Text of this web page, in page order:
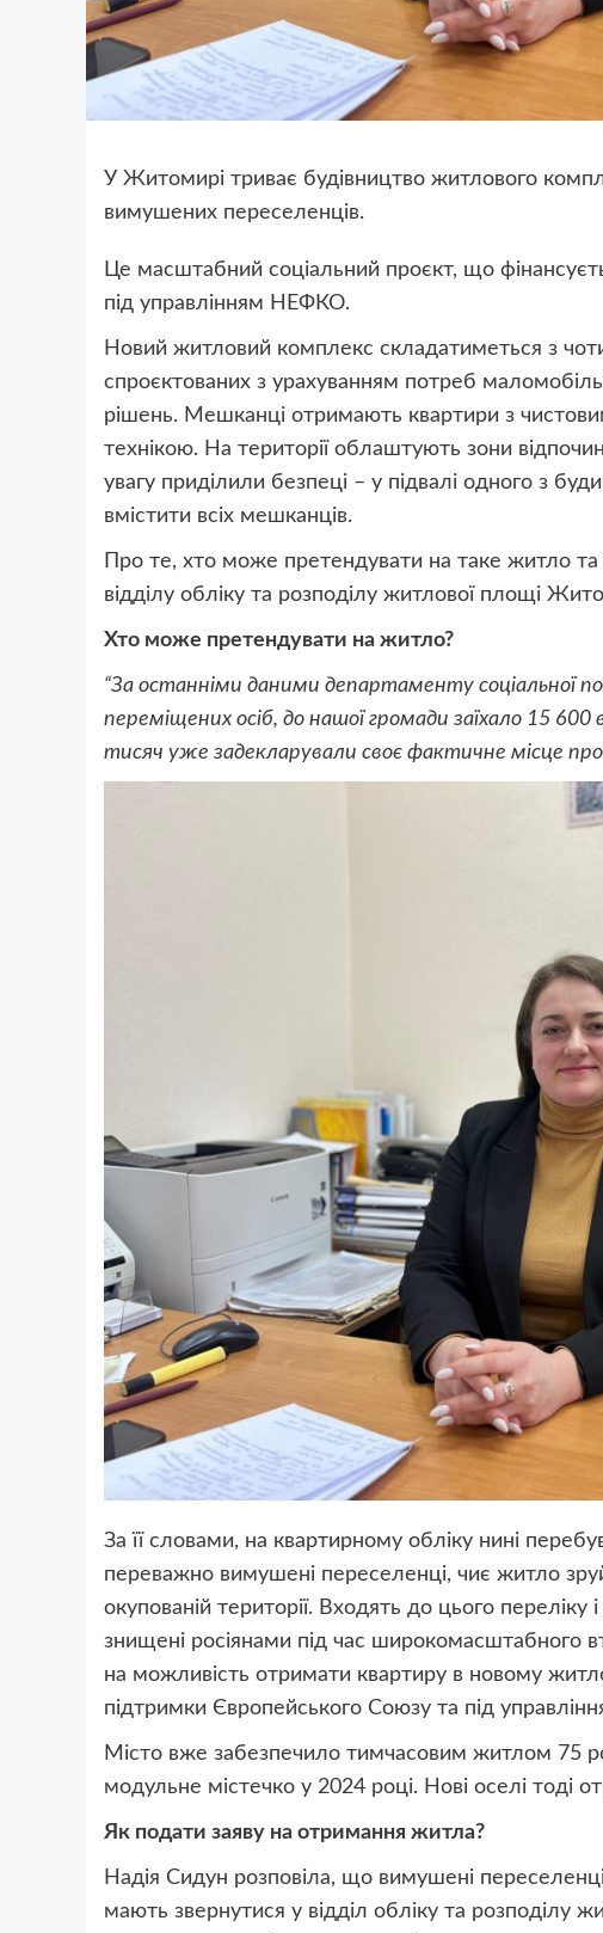
У Житомирі триває будівництво житлового
вимушених переселенців.
Це масштабний соціальний проєкт, що
під управлінням НЕФКО.
Новий житловий комплекс складатиметься з
спроєктованих з урахуванням потреб
рішень. Мешканці отримають квартири з
технікою. На території облаштують зони
увагу приділили безпеці – у підвалі одного з
вмістити всіх мешканців.
Про те, хто може претендувати на таке житло
відділу обліку та розподілу житлової площі
Хто може претендувати на житло?
“За останніми даними департаменту соціальної
переміщених осіб, до нашої громади заїхало 15
тисяч уже задекларували своє фактичне місце
За її словами, на квартирному обліку нині
переважно вимушені переселенці, чиє житло
окупованій території. Входять до цього
знищені росіянами під час широкомасштабного
на можливість отримати квартиру в новому
підтримки Європейського Союзу та під
Місто вже забезпечило тимчасовим житлом 75
модульне містечко у 2024 році. Нові оселі тоді
Як подати заяву на отримання житла?
Надія Сидун розповіла, що вимушені
мають звернутися у відділ обліку та розподілу